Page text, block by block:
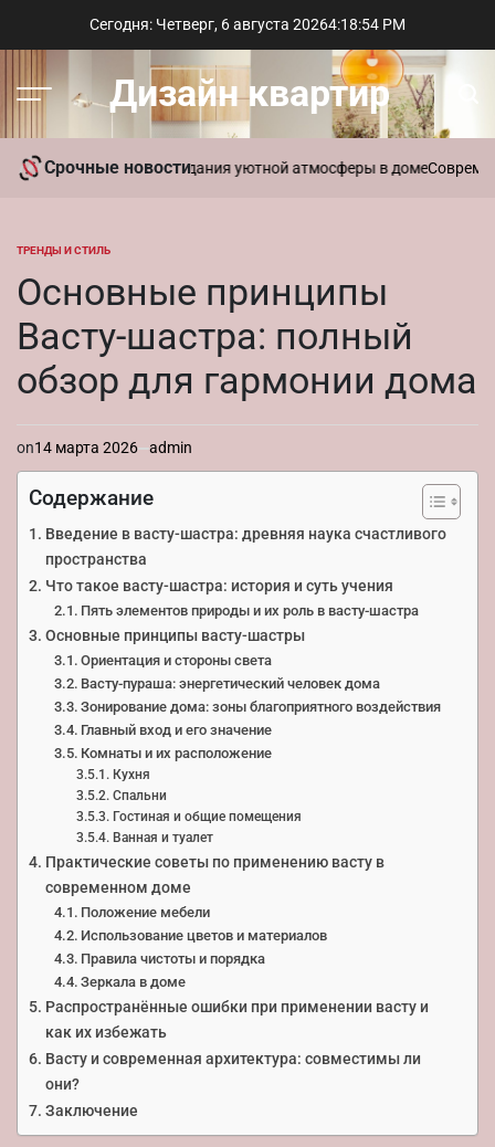
Сегодня: Четверг, 6 августа 20264:18:55 PM
Меню Дизайн квартир
Срочные новости
ароматы для создания уютной атмосферы в доме Современный
ОПУБЛИКОВАНО
ТРЕНДЫ И СТИЛЬ
Основные принципы
Васту-шастра: полный
обзор для гармонии дома
on14 марта 2026 admin
Содержание
Введение в васту-шастра: древняя наука счастливого
пространства
Что такое васту-шастра: история и суть учения
Пять элементов природы и их роль в васту-шастра
Основные принципы васту-шастры
Ориентация и стороны света
Васту-пураша: энергетический человек дома
Зонирование дома: зоны благоприятного воздействия
Главный вход и его значение
Комнаты и их расположение
Кухня
Спальни
Гостиная и общие помещения
Ванная и туалет
Практические советы по применению васту в
современном доме
Положение мебели
Использование цветов и материалов
Правила чистоты и порядка
Зеркала в доме
Распространённые ошибки при применении васту и
как их избежать
Васту и современная архитектура: совместимы ли
они?
Заключение